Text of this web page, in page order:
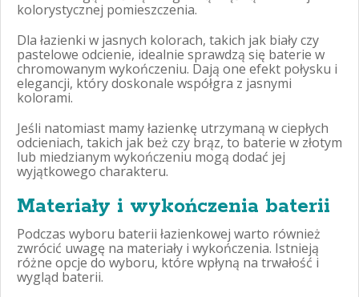
kolorystycznej pomieszczenia.
Dla łazienki w jasnych kolorach, takich jak biały czy
pastelowe odcienie, idealnie sprawdzą się baterie w
chromowanym wykończeniu. Dają one efekt połysku i
elegancji, który doskonale współgra z jasnymi
kolorami.
Jeśli natomiast mamy łazienkę utrzymaną w ciepłych
odcieniach, takich jak beż czy brąz, to baterie w złotym
lub miedzianym wykończeniu mogą dodać jej
wyjątkowego charakteru.
Materiały i wykończenia baterii
Podczas wyboru baterii łazienkowej warto również
zwrócić uwagę na materiały i wykończenia. Istnieją
różne opcje do wyboru, które wpłyną na trwałość i
wygląd baterii.